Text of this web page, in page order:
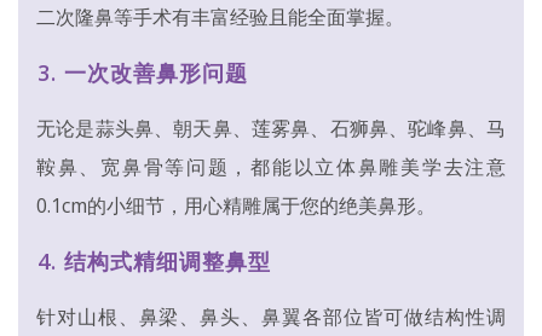
二次隆鼻等手术有丰富经验且能全面掌握。
3. 一次改善鼻形问题
无论是蒜头鼻、朝天鼻、莲雾鼻、石狮鼻、驼峰鼻、马
鞍鼻、宽鼻骨等问题，都能以立体鼻雕美学去注意
0.1cm的小细节，用心精雕属于您的绝美鼻形。
4. 结构式精细调整鼻型
针对山根、鼻梁、鼻头、鼻翼各部位皆可做结构性调